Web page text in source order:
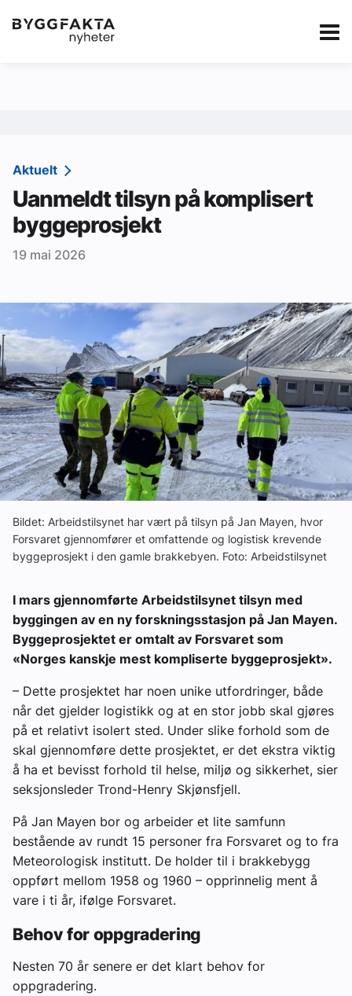
Kategorier Jobbmarkedet Annonsere i
Redaksjonen
Om Byggfakta
Annonsere
Tips oss
Ledige stillinger
eBlad
Aktivitetskalender
Nyheter
Aktuelle prosjekter
Aktuelt
Uanmeldt tilsyn på komplisert
byggeprosjekt
19 mai 2026
Bildet: Arbeidstilsynet har vært på tilsyn på Jan Mayen, hvor
Forsvaret gjennomfører et omfattende og logistisk krevende
byggeprosjekt i den gamle brakkebyen. Foto: Arbeidstilsynet
I mars gjennomførte Arbeidstilsynet tilsyn med
byggingen av en ny forskningsstasjon på Jan Mayen.
Byggeprosjektet er omtalt av Forsvaret som
«Norges kanskje mest kompliserte byggeprosjekt».
– Dette prosjektet har noen unike utfordringer, både
når det gjelder logistikk og at en stor jobb skal gjøres
på et relativt isolert sted. Under slike forhold som de
skal gjennomføre dette prosjektet, er det ekstra viktig
å ha et bevisst forhold til helse, miljø og sikkerhet, sier
seksjonsleder Trond-Henry Skjønsfjell.
På Jan Mayen bor og arbeider et lite samfunn
bestående av rundt 15 personer fra Forsvaret og to fra
Meteorologisk institutt. De holder til i brakkebygg
oppført mellom 1958 og 1960 – opprinnelig ment å
vare i ti år, ifølge Forsvaret.
Behov for oppgradering
Nesten 70 år senere er det klart behov for
oppgradering.